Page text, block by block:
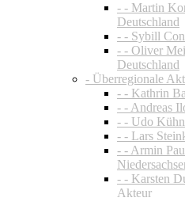
- - Martin
Deutschland
- - Sybill
- - Oliver
Deutschland
- Überregionale
- - Kathrin
- - Andreas
- - Udo
- - Lars
- - Armin
- - Karsten
Akteur